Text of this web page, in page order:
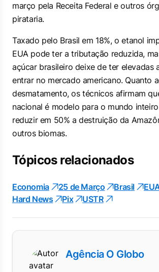
março pela Receita Federal e outros
pirataria.
Taxado pelo Brasil em 18%, o etanol
EUA pode ter a tributação reduzida,
açúcar brasileiro deixe de ter elevadas
entrar no mercado americano. Quanto
desmatamento, os técnicos afirmam
nacional é modelo para o mundo
reduzir em 50% a destruição da
outros biomas.
Tópicos relacionados
Economia 25 de Março Brasil
Hard News
Pix USTR
Agência O Globo